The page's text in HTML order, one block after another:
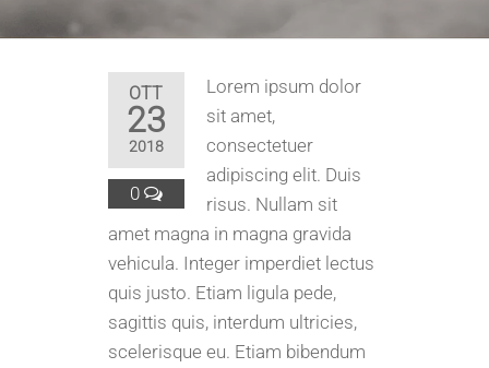
OTT
23
2018
0
Lorem ipsum dolor
sit amet,
consectetuer
adipiscing elit. Duis
risus. Nullam sit
amet magna in magna gravida
vehicula. Integer imperdiet lectus
quis justo. Etiam ligula pede,
sagittis quis, interdum ultricies,
scelerisque eu. Etiam bibendum